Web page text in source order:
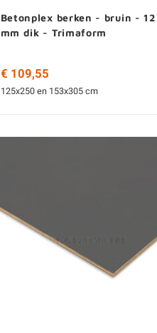
Betonplex berken - bruin - 12
mm dik - Trimaform
€ 109,55
125x250 en 153x305 cm